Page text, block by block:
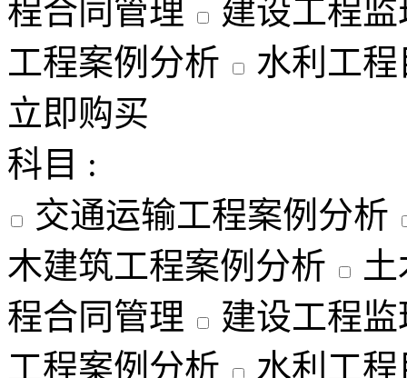
程合同管理
建设工程
工程案例分析
水利工
立即购买
科目 :
交通运输工程案例分析
木建筑工程案例分析
程合同管理
建设工程
工程案例分析
水利工